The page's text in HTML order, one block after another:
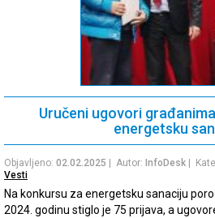
Uručeni ugovori
energetsku
Objavljeno: 02.02.2025 | Autor: InfoDesk |
Vesti
Na konkursu za energetsku sanaciju
2024. godinu stiglo je 75 prijava, a